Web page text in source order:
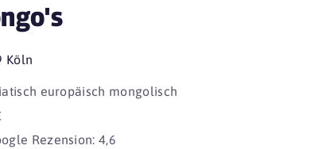
Köln
europäisch mongolisch
Rezension: 4,6